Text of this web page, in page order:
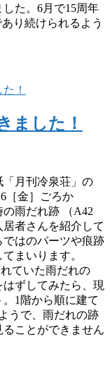
た。6月で15周年
り続けられるよう
ました！
月刊冷泉荘」の
［金］ごろか
雨だれ跡 （A42
者さんを紹介して
はのパーツや痕跡
まいります。
ていた雨だれの
ずしてみたら、現
1階から順に建て
うで、雨だれの跡
ことができません